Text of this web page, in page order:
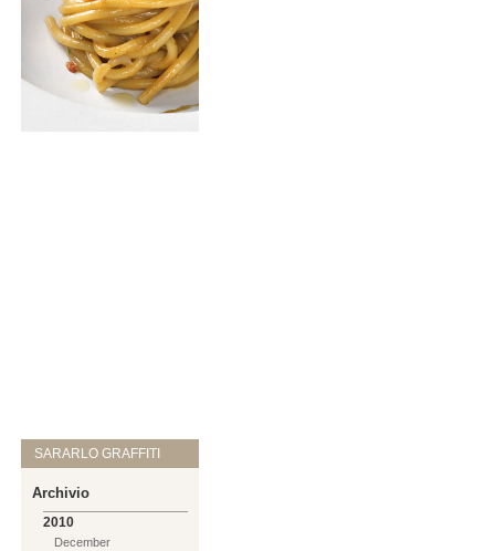
SARARLO GRAFFITI
Archivio
2010
December